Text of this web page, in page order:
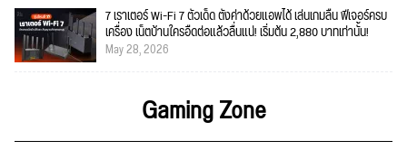
7 เราเตอร์ Wi-Fi 7 ตัวเด็ด ตั้งค่าด้วยแอพได้ เล่นเกมลื่น ฟีเจอร์ครบ
เครื่อง เน็ตบ้านใครอืดต่อแล้วลื่นแน่! เริ่มต้น 2,880 บาทเท่านั้น!
May 28, 2026
Gaming Zone